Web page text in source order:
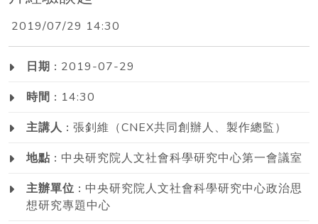
2019/07/29 14:30
日期 : 2019-07-29
時間 : 14:30
主講人 : 張釗維（CNEX共同創辦人、製作總監）
地點 : 中央研究院人文社會科學研究中心第一會議室
主辦單位 : 中央研究院人文社會科學研究中心政治思
想研究專題中心